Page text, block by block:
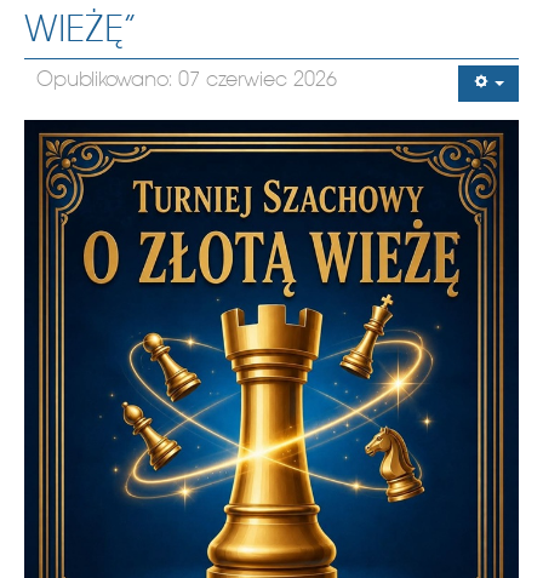
WIEŻĘ”
Opublikowano: 07 czerwiec 2026